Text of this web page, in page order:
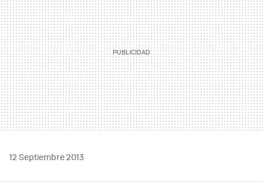
12 Septiembre 2013